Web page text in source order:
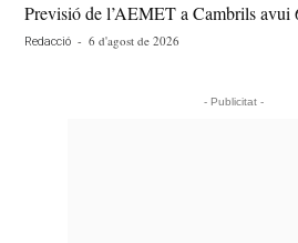
Previsió de l’AEMET a Cambrils avui
Redacció - 6 d'agost de 2026
- Publicitat -